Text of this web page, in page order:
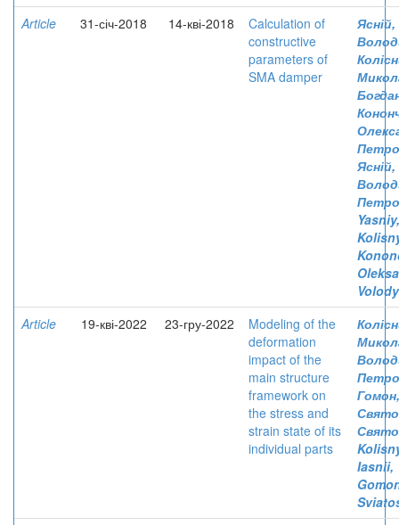
Article
31-січ-2018 14-кві-2018
Calculation of
constructive
parameters of
SMA damper
Ясній,
Article
19-кві-2022 23-гру-2022
Modeling of the
deformation
impact of the
main structure
framework on
the stress and
strain state of its
individual parts
Гомон,
Iasnii,